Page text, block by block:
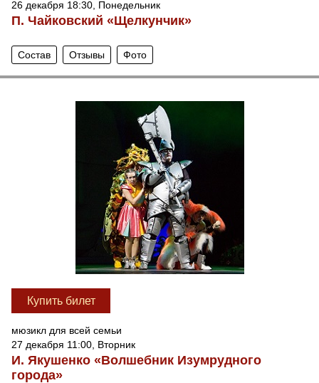
26 декабря 18:30, Понедельник
П. Чайковский «Щелкунчик»
Состав Отзывы Фото
Купить билет
мюзикл для всей семьи
27 декабря 11:00, Вторник
И. Якушенко «Волшебник Изумрудного
города»